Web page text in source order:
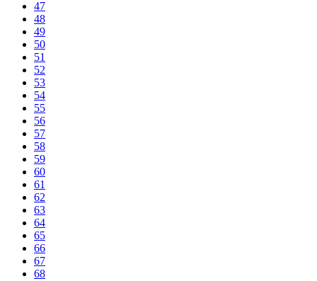
47
48
49
50
51
52
53
54
55
56
57
58
59
60
61
62
63
64
65
66
67
68